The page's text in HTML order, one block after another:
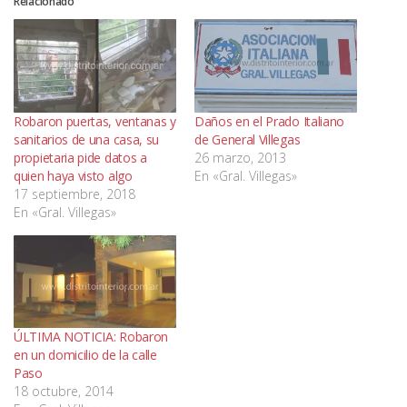
Robaron puertas, ventanas y
sanitarios de una casa, su
propietaria pide datos a
quien haya visto algo
17 septiembre, 2018
En «Gral. Villegas»
Daños en el Prado Italiano
de General Villegas
26 marzo, 2013
En «Gral. Villegas»
ÚLTIMA NOTICIA: Robaron
en un domicilio de la calle
Paso
18 octubre, 2014